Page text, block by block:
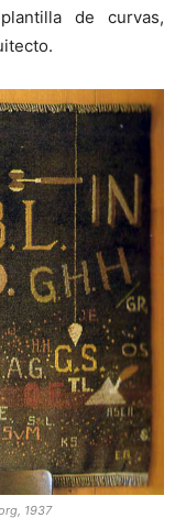
de curvas,
1937